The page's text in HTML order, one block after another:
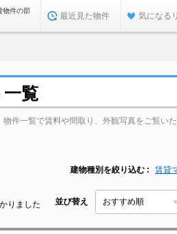
物件の部
最近見た物件 気になる
覧
件一覧で賃料や間取り、外観写真をご覧いた
建物種別を絞り込む 賃貸
りました 並び替え